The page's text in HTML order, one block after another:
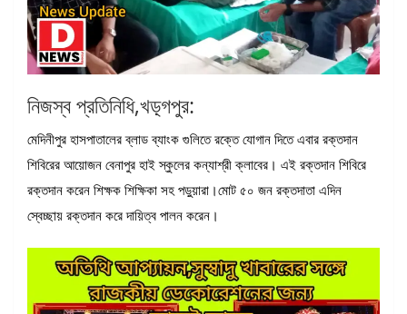
নিজস্ব প্রতিনিধি,খড়্গপুর:
মেদিনীপুর হাসপাতালের ব্লাড ব্যাংক গুলিতে রক্তে যোগান দিতে এবার রক্তদান
শিবিরের আয়োজন বেনাপুর হাই স্কুলের কন্যাশ্রী ক্লাবের। এই রক্তদান শিবিরে
রক্তদান করেন শিক্ষক শিক্ষিকা সহ পড়ুয়ারা।মোট ৫০ জন রক্তদাতা এদিন
স্বেচ্ছায় রক্তদান করে দায়িত্ব পালন করেন।